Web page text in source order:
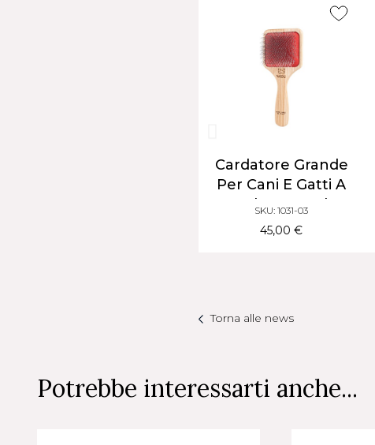
Cardatore Piccolo
Per Cani E Gatti A
Pelo Lungo |
Manico Piatto
SKU: 1041-03
29,00 €
Torna alle news
Potrebbe interessarti anche...